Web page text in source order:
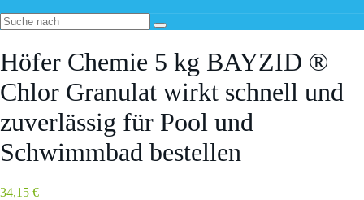
Höfer Chemie 5 kg BAYZID ®
Chlor Granulat wirkt schnell und
zuverlässig für Pool und
Schwimmbad bestellen
34,15 €